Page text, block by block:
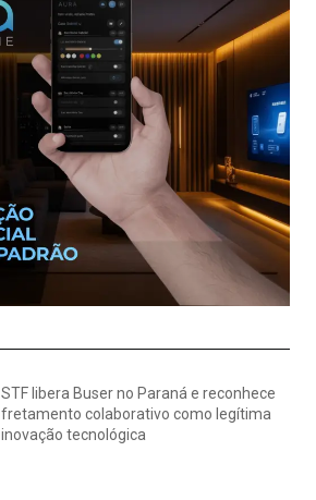
STF libera Buser no Paraná e reconhece
fretamento colaborativo como legítima
inovação tecnológica